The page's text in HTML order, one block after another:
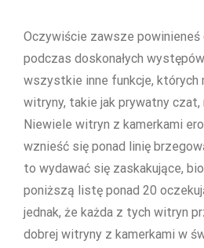
Oczywiście zawsze powinieneś
podczas doskonałych
wszystkie inne funkcje, których
witryny, takie jak prywatny czat,
Niewiele witryn z kamerkami
wznieść się ponad linię
to wydawać się zaskakujące,
poniższą listę ponad 20
jednak, że każda z tych witryn
dobrej witryny z kamerkami w